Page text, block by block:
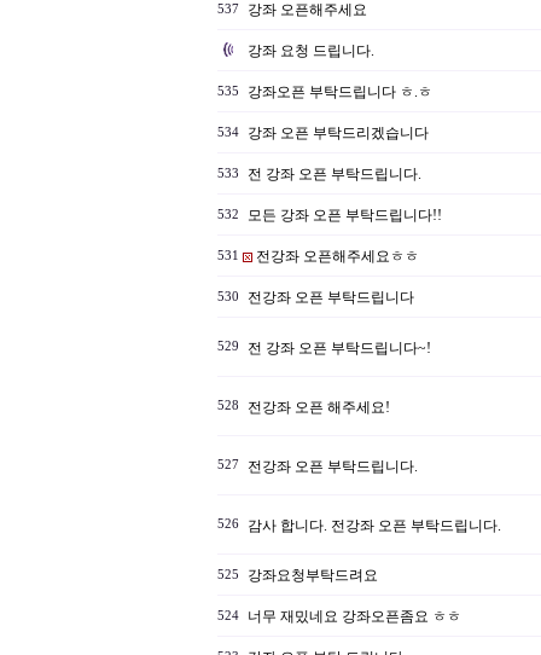
537 강좌 오픈해주세요
강좌 요청 드립니다.
535 강좌오픈 부탁드립니다 ㅎ.ㅎ
534 강좌 오픈 부탁드리겠습니다
533 전 강좌 오픈 부탁드립니다.
532 모든 강좌 오픈 부탁드립니다!!
531 전강좌 오픈해주세요ㅎㅎ
530 전강좌 오픈 부탁드립니다
529 전 강좌 오픈 부탁드립니다~!
528 전강좌 오픈 해주세요!
527 전강좌 오픈 부탁드립니다.
526 감사 합니다. 전강좌 오픈 부탁드립니다.
525 강좌요청부탁드려요
524 너무 재밌네요 강좌오픈좀요 ㅎㅎ